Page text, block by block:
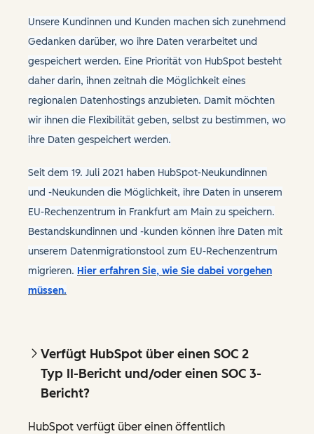
Unsere Kundinnen und Kunden machen sich zunehmend
Gedanken darüber, wo ihre Daten verarbeitet und
gespeichert werden. Eine Priorität von HubSpot besteht
daher darin, ihnen zeitnah die Möglichkeit eines
regionalen Datenhostings anzubieten. Damit möchten
wir ihnen die Flexibilität geben, selbst zu bestimmen, wo
ihre Daten gespeichert werden.
Seit dem 19. Juli 2021 haben HubSpot-Neukundinnen
und -Neukunden die Möglichkeit, ihre Daten in unserem
EU-Rechenzentrum in Frankfurt am Main zu speichern.
Bestandskundinnen und -kunden können ihre Daten mit
unserem Datenmigrationstool zum EU-Rechenzentrum
migrieren. Hier erfahren Sie, wie Sie dabei vorgehen
müssen.
Verfügt HubSpot über einen SOC 2
Typ II-Bericht und/oder einen SOC 3-
Bericht?
HubSpot verfügt über einen öffentlich